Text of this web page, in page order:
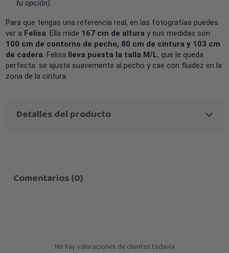
tu opción).
Para que tengas una referencia real, en las fotografías puedes
ver a Felisa. Ella mide 167 cm de altura y sus medidas son
100 cm de contorno de pecho, 80 cm de cintura y 103 cm
de cadera. Felisa lleva puesta la talla M/L, que le queda
perfecta: se ajusta suavemente al pecho y cae con fluidez en la
zona de la cintura.
Detalles del producto
Comentarios (0)
No hay valoraciones de clientes todavía